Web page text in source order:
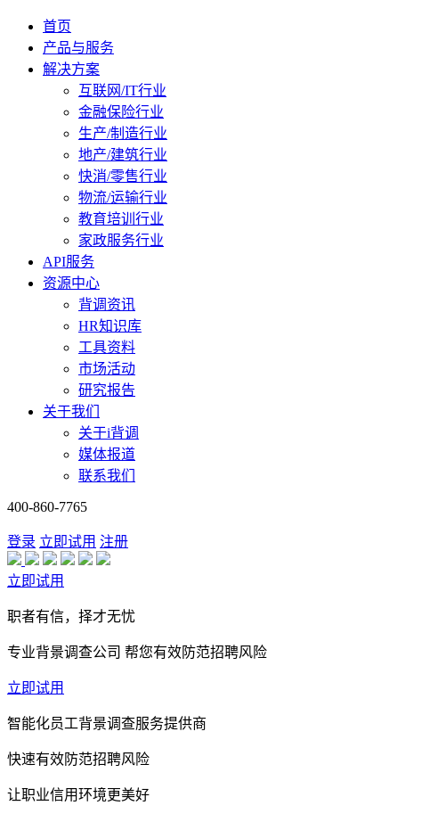
首页
产品与服务
解决方案
互联网/IT行业
金融保险行业
生产/制造行业
地产/建筑行业
快消/零售行业
物流/运输行业
教育培训行业
家政服务行业
API服务
资源中心
背调资讯
HR知识库
工具资料
市场活动
研究报告
关于我们
关于i背调
媒体报道
联系我们
400-860-7765
登录 立即试用 注册
立即试用
职者有信，择才无忧
专业背景调查公司 帮您有效防范招聘风险
立即试用
智能化员工背景调查服务提供商
快速有效防范招聘风险
让职业信用环境更美好